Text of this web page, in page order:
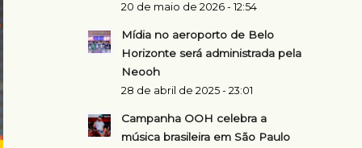
20 de maio de 2026 - 12:54
Mídia no aeroporto de Belo
Horizonte será administrada pela
Neooh
28 de abril de 2025 - 23:01
Campanha OOH celebra a
música brasileira em São Paulo